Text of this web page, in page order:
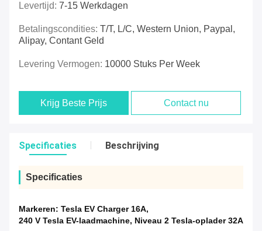
Levertijd: 7-15 Werkdagen
Betalingscondities: T/T, L/C, Western Union, Paypal,
Alipay, Contant Geld
Levering Vermogen: 10000 Stuks Per Week
Krijg Beste Prijs Contact nu
Specificaties Beschrijving
Specificaties
Markeren: Tesla EV Charger 16A,
240 V Tesla EV-laadmachine, Niveau 2 Tesla-oplader 32A